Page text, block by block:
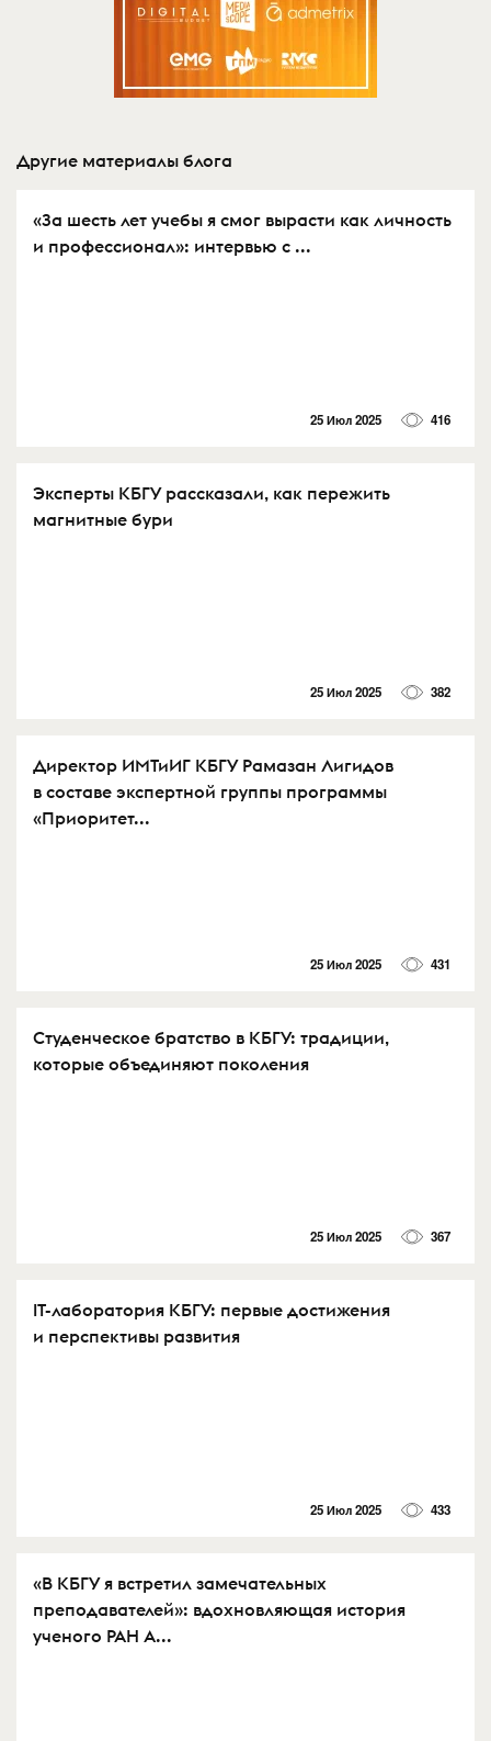
Другие материалы блога
«За шесть лет учебы я смог вырасти как личность
и профессионал»: интервью с ...
25 Июл 2025 416
Эксперты КБГУ рассказали, как пережить
магнитные бури
25 Июл 2025 382
Директор ИМТиИГ КБГУ Рамазан Лигидов
в составе экспертной группы программы
«Приоритет...
25 Июл 2025 431
Студенческое братство в КБГУ: традиции,
которые объединяют поколения
25 Июл 2025 367
IT-лаборатория КБГУ: первые достижения
и перспективы развития
25 Июл 2025 433
«В КБГУ я встретил замечательных
преподавателей»: вдохновляющая история
ученого РАН А...